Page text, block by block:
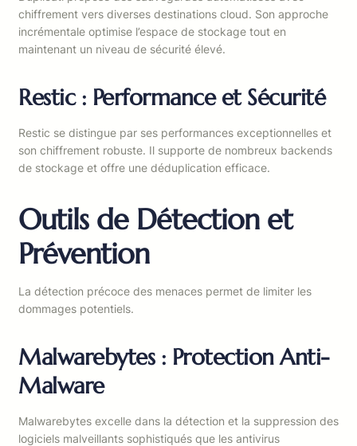
chiffrement vers diverses destinations cloud. Son approche
incrémentale optimise l’espace de stockage tout en
maintenant un niveau de sécurité élevé.
Restic : Performance et Sécurité
Restic se distingue par ses performances exceptionnelles et
son chiffrement robuste. Il supporte de nombreux backends
de stockage et offre une déduplication efficace.
Outils de Détection et
Prévention
La détection précoce des menaces permet de limiter les
dommages potentiels.
Malwarebytes : Protection Anti-
Malware
Malwarebytes excelle dans la détection et la suppression des
logiciels malveillants sophistiqués que les antivirus